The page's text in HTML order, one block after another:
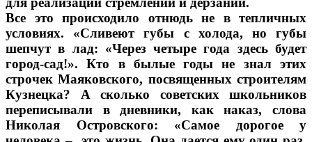
Все это происходило отнюдь не в тепличных
условиях. «Сливеют губы с холода, но губы
шепчут в лад: «Через четыре года здесь будет
город-сад!». Кто в былые годы не знал этих
строчек Маяковского, посвященных строителям
Кузнецка? А сколько советских школьников
переписывали в дневники, как наказ, слова
Николая Островского: «Самое дорогое у